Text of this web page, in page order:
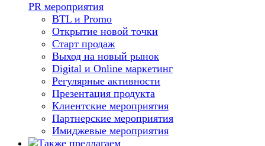
PR мероприятия
BTL и Promo
Открытие новой точки
Старт продаж
Выход на новый рынок
Digital и Online маркетинг
Регулярные активности
Презентация продукта
Клиентские мероприятия
Партнерские мероприятия
Имиджевые мероприятия